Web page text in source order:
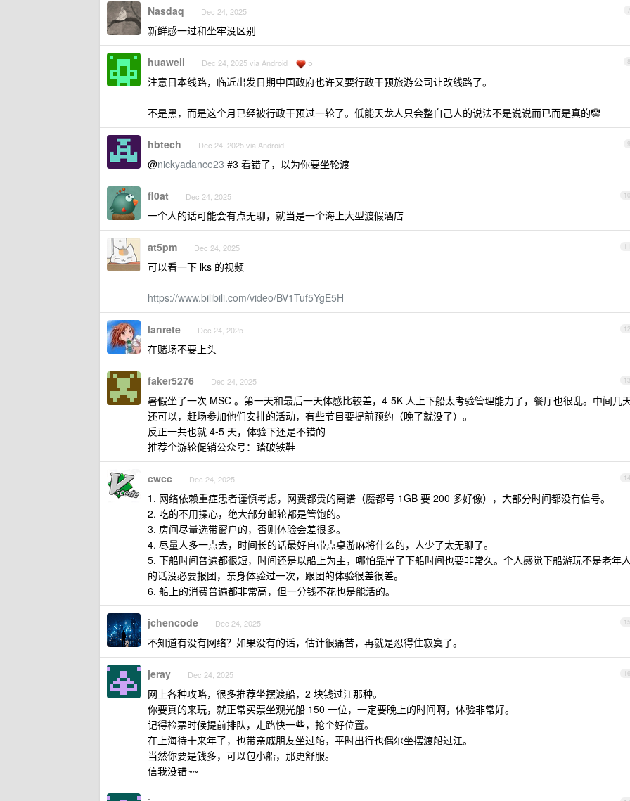
7
Nasdaq Dec 24, 2025
新鲜感一过和坐牢没区别
8
huaweii Dec 24, 2025 via Android 5
注意日本线路，临近出发日期中国政府也许又要行政干预旅游公司让改线路了。
不是黑，而是这个月已经被行政干预过一轮了。低能天龙人只会整自己人的说法不是说说而已而是真的🤡
9
hbtech Dec 24, 2025 via Android
@nickyadance23 #3 看错了，以为你要坐轮渡
10
fl0at Dec 24, 2025
一个人的话可能会有点无聊，就当是一个海上大型渡假酒店
11
at5pm Dec 24, 2025
可以看一下 lks 的视频
https://www.bilibili.com/video/BV1Tuf5YgE5H
12
lanrete Dec 24, 2025
在赌场不要上头
13
faker5276 Dec 24, 2025
暑假坐了一次 MSC 。第一天和最后一天体感比较差，4-5K 人上下船太考验管理能力了，餐厅也很乱。中间几
还可以，赶场参加他们安排的活动，有些节目要提前预约（晚了就没了）。
反正一共也就 4-5 天，体验下还是不错的
推荐个游轮促销公众号：踏破铁鞋
14
cwcc Dec 24, 2025
1. 网络依赖重症患者谨慎考虑，网费都贵的离谱（魔都号 1GB 要 200 多好像），大部分时间都没有信号。
2. 吃的不用操心，绝大部分邮轮都是管饱的。
3. 房间尽量选带窗户的，否则体验会差很多。
4. 尽量人多一点去，时间长的话最好自带点桌游麻将什么的，人少了太无聊了。
5. 下船时间普遍都很短，时间还是以船上为主，哪怕靠岸了下船时间也要非常久。个人感觉下船游玩不是老年人
的话没必要报团，亲身体验过一次，跟团的体验很差很差。
6. 船上的消费普遍都非常高，但一分钱不花也是能活的。
15
jchencode Dec 24, 2025
不知道有没有网络？如果没有的话，估计很痛苦，再就是忍得住寂寞了。
16
jeray Dec 24, 2025
网上各种攻略，很多推荐坐摆渡船，2 块钱过江那种。
你要真的来玩，就正常买票坐观光船 150 一位，一定要晚上的时间啊，体验非常好。
记得检票时候提前排队，走路快一些，抢个好位置。
在上海待十来年了，也带亲戚朋友坐过船，平时出行也偶尔坐摆渡船过江。
当然你要是钱多，可以包小船，那更舒服。
信我没错~~